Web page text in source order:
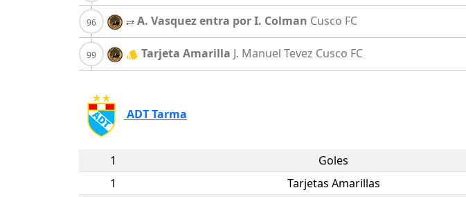
A. Vasquez entra por I. Colman Cusco FC
Tarjeta Amarilla J. Manuel Tevez Cusco FC
ADT Tarma
1 Goles
1
Tarjetas Amarillas